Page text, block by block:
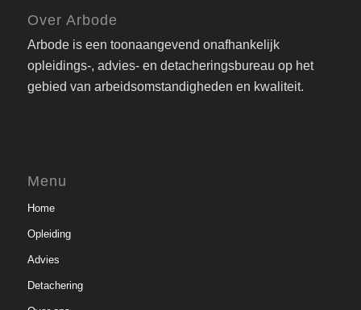
Over Arbode
Arbode is een toonaangevend onafhankelijk
opleidings-, advies- en detacheringsbureau op het
gebied van arbeidsomstandigheden en kwaliteit.
Menu
Home
Opleiding
Advies
Detachering